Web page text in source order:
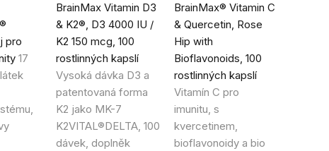
pro
17
BrainMax Vitamin D3
& K2®, D3 4000 IU /
K2 150 mcg, 100
rostlinných kapslí
Vysoká dávka D3 a
patentovaná forma
K2 jako MK-7
K2VITAL®DELTA, 100
dávek, doplněk
hodnocení
produktu
je
5,0
z
5
hvězdiček.
BrainMax® Vitamin C
& Quercetin, Rose
Hip with
Bioflavonoids, 100
rostlinných kapslí
Vitamín C pro
imunitu, s
kvercetinem,
bioflavonoidy a bio
hodnocení
produktu
je
5,0
z
5
hvězdiček.